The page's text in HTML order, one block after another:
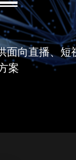
向直播、
案